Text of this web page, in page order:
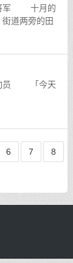
十月的
道两旁的田
在树上，在
「今天
6 7 8